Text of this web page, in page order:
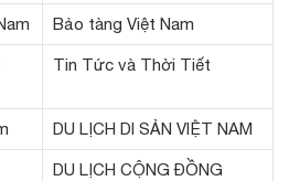
Bảo tàng Việt Nam
Tin Tức và Thời Tiết
DU LỊCH DI SẢN VIỆT NAM
DU LỊCH CỘNG ĐỒNG